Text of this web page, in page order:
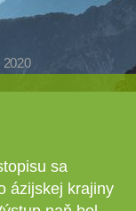
2020
sa
ázijskej krajiny